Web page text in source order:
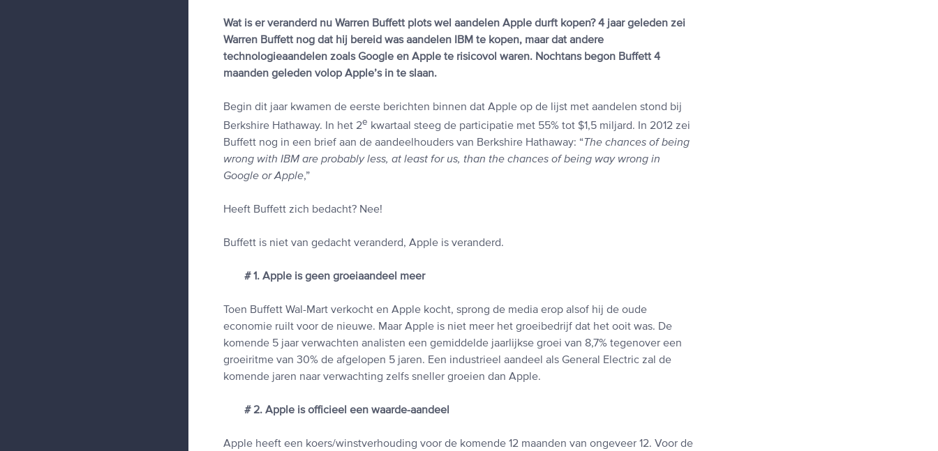
Wat is er veranderd nu Warren Buffett plots wel aandelen Apple durft kopen? 4 jaar geleden zei
Warren Buffett nog dat hij bereid was aandelen IBM te kopen, maar dat andere
technologieaandelen zoals Google en Apple te risicovol waren. Nochtans begon Buffett 4
maanden geleden volop Apple’s in te slaan.
Begin dit jaar kwamen de eerste berichten binnen dat Apple op de lijst met aandelen stond bij
Berkshire Hathaway. In het 2e kwartaal steeg de participatie met 55% tot $1,5 miljard. In 2012 zei
Buffett nog in een brief aan de aandeelhouders van Berkshire Hathaway: “The chances of being
wrong with IBM are probably less, at least for us, than the chances of being way wrong in
Google or Apple,”
Heeft Buffett zich bedacht? Nee!
Buffett is niet van gedacht veranderd, Apple is veranderd.
# 1. Apple is geen groeiaandeel meer
Toen Buffett Wal-Mart verkocht en Apple kocht, sprong de media erop alsof hij de oude
economie ruilt voor de nieuwe. Maar Apple is niet meer het groeibedrijf dat het ooit was. De
komende 5 jaar verwachten analisten een gemiddelde jaarlijkse groei van 8,7% tegenover een
groeiritme van 30% de afgelopen 5 jaren. Een industrieel aandeel als General Electric zal de
komende jaren naar verwachting zelfs sneller groeien dan Apple.
# 2. Apple is officieel een waarde-aandeel
Apple heeft een koers/winstverhouding voor de komende 12 maanden van ongeveer 12. Voor de